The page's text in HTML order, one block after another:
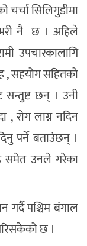
चर्चा सिलिगुडीमा
भरी नै छ । अहिले
उपचारकालागि
, सहयोग सहितको
सन्तुष्ट छन् । उनी
रोग लाग्न नदिन
पर्ने बताउंछन् ।
समेत उनले गरेका
पश्चिम बंगाल
छ ।